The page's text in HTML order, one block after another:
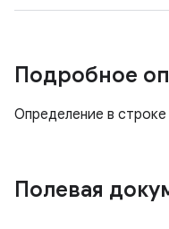
Подробное
Определение в строке
Полевая